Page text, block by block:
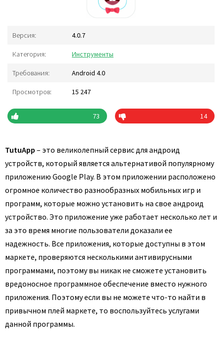
Версия: 4.0.7
Категория: Инструменты
Требования: Android 4.0
Просмотров: 15 247
73 14
TutuApp – это великолепный сервис для андроид
устройств, который является альтернативой популярному
приложению Google Play. В этом приложении расположено
огромное количество разнообразных мобильных игр и
программ, которые можно установить на свое андроид
устройство. Это приложение уже работает несколько лет и
за это время многие пользователи доказали ее
надежность. Все приложения, которые доступны в этом
маркете, проверяются несколькими антивирусными
программами, поэтому вы никак не сможете установить
вредоносное программное обеспечение вместо нужного
приложения. Поэтому если вы не можете что-то найти в
привычном плей маркете, то воспользуйтесь услугами
данной программы.